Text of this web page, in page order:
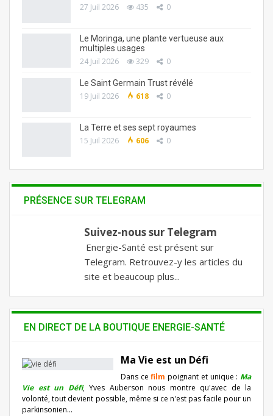
27 Juil 2026 435 0
Le Moringa, une plante vertueuse aux
multiples usages
24 Juil 2026 329 0
Le Saint Germain Trust révélé
19 Juil 2026 618 0
La Terre et ses sept royaumes
15 Juil 2026 606 0
PRÉSENCE SUR TELEGRAM
Suivez-nous sur Telegram
Energie-Santé est présent sur
Telegram. Retrouvez-y les articles du
site et beaucoup plus...
EN DIRECT DE LA BOUTIQUE ENERGIE-SANTÉ
Ma Vie est un Défi
Dans cefilm poignant et unique : Ma
Vie est un Défi, Yves Auberson nous montre qu'avec de la
volonté, tout devient possible, même si ce n'est pas facile pour un
parkinsonien…